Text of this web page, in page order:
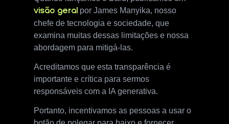
visão geral por James Manyika, nosso
chefe de tecnologia e sociedade, que
examina muitas dessas limitações e nossa
abordagem para mitigá-las.
Acreditamos que esta transparência é
importante e crítica para sermos
responsáveis ​​com a IA generativa.
Portanto, incentivamos as pessoas a usar o